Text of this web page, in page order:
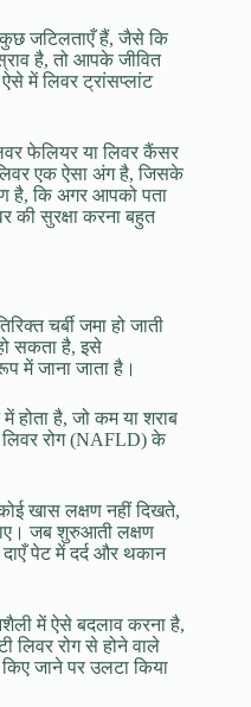
कुछ जटिलताएँ हैं, जैसे कि
है, तो आपके जीवित
में लिवर ट्रांसप्लांट
फेलियर या लिवर कैंसर
एक ऐसा अंग है, जिसके
है, कि अगर आपको पता
की सुरक्षा करना बहुत
चर्बी जमा हो जाती
सकता है, इसे
में जाना जाता है।
होता है, जो कम या शराब
लिवर रोग (NAFLD) के
खास लक्षण नहीं दिखते,
जब शुरुआती लक्षण
पेट में दर्द और थकान
में ऐसे बदलाव करना है,
लिवर रोग से होने वाले
जाने पर उलटा किया